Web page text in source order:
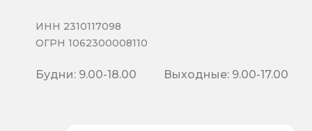
ИНН 2310117098
ОГРН 1062300008110
Будни: 9.00-18.00 Выходные: 9.00-17.00